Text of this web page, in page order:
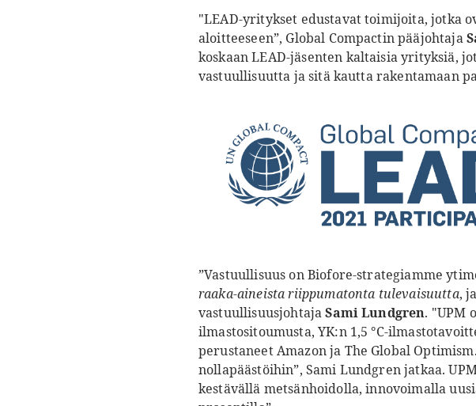
"LEAD-yritykset edustavat toimijoita, jotka
aloitteeseen”, Global Compactin pääjohtaja
koskaan LEAD-jäsenten kaltaisia yrityksiä,
vastuullisuutta ja sitä kautta rakentamaan
”Vastuullisuus on Biofore-strategiamme
raaka-aineista riippumatonta tulevaisuutta,
vastuullisuusjohtajaSami Lundgren. "UPM
ilmastositoumusta, YK:n 1,5 °C-
perustaneet Amazon ja The Global
nollapäästöihin”, Sami Lundgren jatkaa.
kestävällä metsänhoidolla, innovoimalla